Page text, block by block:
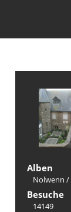
Alben
Nolwenn /
Besuche
14149